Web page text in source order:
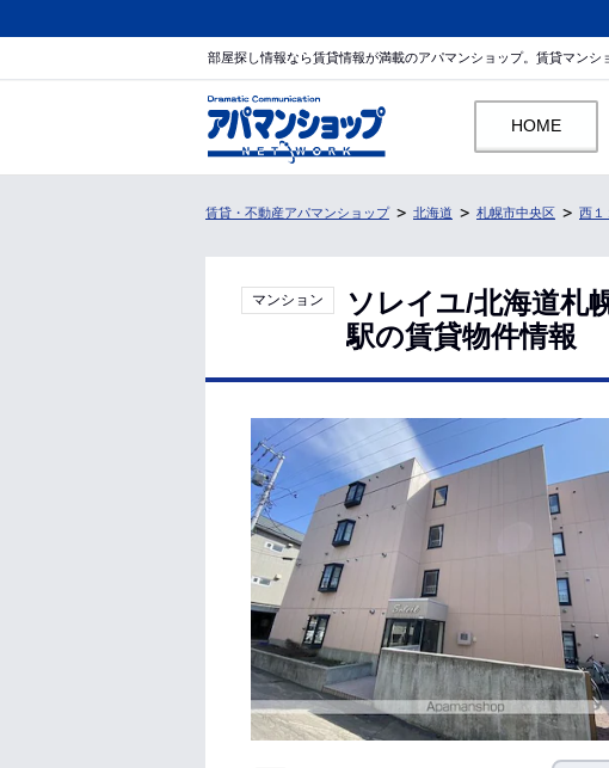
部屋探し情報なら賃貸情報が満載のアパマンショップ。賃貸マンシ
HOME
賃貸・不動産アパマンショップ 北海道 札幌市中央区 西１
マンション
ソレイユ/北海道札
駅の賃貸物件情報